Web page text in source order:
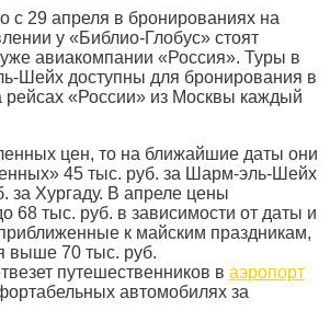
с 29 апреля в бронированиях на
у «Библио-Глобус» стоят
авиакомпании «Россия». Туры в
Шейх доступны для бронирования в
«России» из Москвы каждый
цен, то на ближайшие даты они
45 тыс. руб. за Шарм-эль-Шейх
за Хургаду. В апреле цены
68 тыс. руб. в зависимости от даты и
к майским праздникам,
выше 70 тыс. руб.
путешественников в аэропорт
автомобилях за